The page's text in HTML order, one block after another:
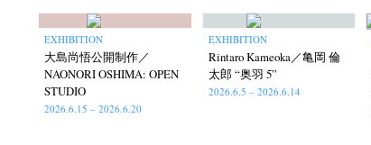
EXHIBITION
大島尚悟公開制作／
NAONORI OSHIMA: OPEN
STUDIO
2026.6.15 – 2026.6.20
EXHIBITION
Rintaro Kameoka／亀岡 倫
太郎 “奥羽 5”
2026.6.5 – 2026.6.14